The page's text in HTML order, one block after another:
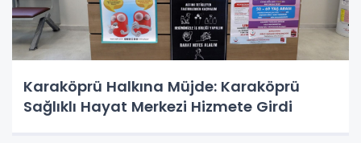
Karaköprü Halkına Müjde: Karaköprü
Sağlıklı Hayat Merkezi Hizmete Girdi